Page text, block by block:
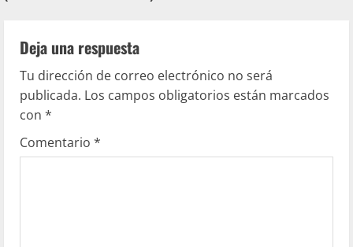
Deja una respuesta
Tu dirección de correo electrónico no será
publicada. Los campos obligatorios están marcados
con *
Comentario *